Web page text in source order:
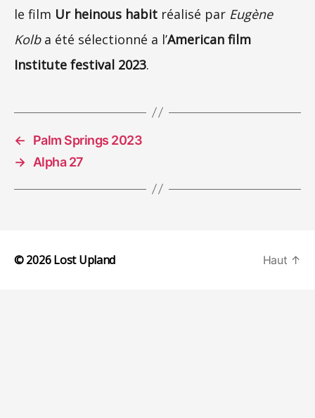
le film Ur heinous habit réalisé par Eugène
Kolba été sélectionné a l’American film
Institute festival 2023.
←
Palm Springs 2023
→ Alpha 27
© 2026Lost Upland Haut ↑